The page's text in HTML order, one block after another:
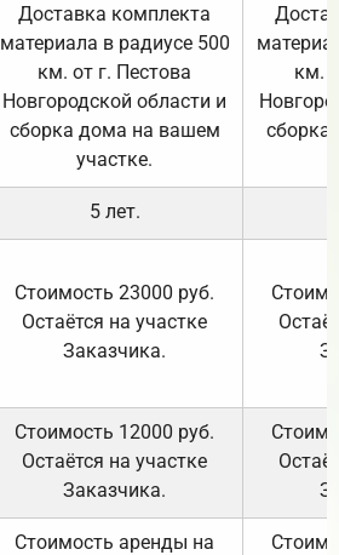
Доставка комплекта
материала в радиусе 500
км. от г. Пестова
Новгородской области и
сборка дома на вашем
участке.
км.
5 лет.
Стоимость 23000 руб.
Остаётся на участке
Заказчика.
Стоимость 12000 руб.
Остаётся на участке
Заказчика.
Стоимость аренды на